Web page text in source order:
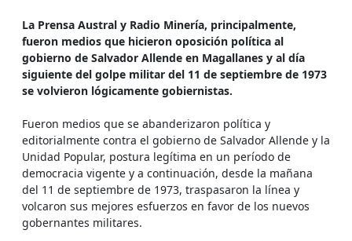
La Prensa Austral y Radio Minería, principalmente,
fueron medios que hicieron oposición política al
gobierno de Salvador Allende en Magallanes y al día
siguiente del golpe militar del 11 de septiembre de 1973
se volvieron lógicamente gobiernistas.
Fueron medios que se abanderizaron política y
editorialmente contra el gobierno de Salvador Allende y la
Unidad Popular, postura legítima en un período de
democracia vigente y a continuación, desde la mañana
del 11 de septiembre de 1973, traspasaron la línea y
volcaron sus mejores esfuerzos en favor de los nuevos
gobernantes militares.